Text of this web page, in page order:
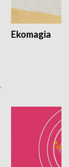
Ekomagia